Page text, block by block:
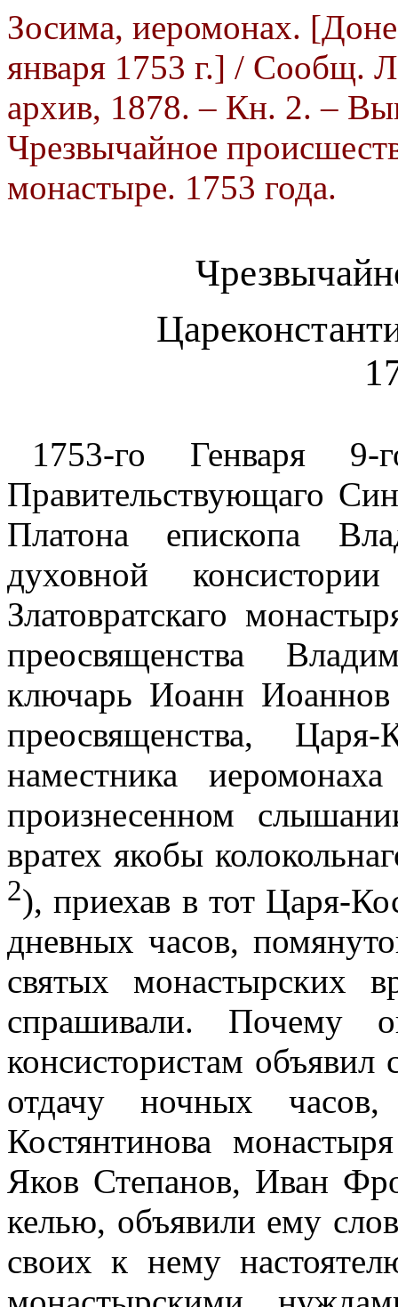
Зосима, иеромонах.
января 1753 г.] / Сообщ.
архив, 1878. – Кн. 2. –
Чрезвычайное
монастыре. 1753 года.
1753-го Генваря
Правительствующаго
Платона епископа
духовной
Златовратскаго
преосвященства
ключарь Иоанн
преосвященства,
наместника
произнесенном
вратех якобы
2), приехав в тот Царя-
дневных часов,
святых монастырских
спрашивали. Почему
консистористам
отдачу ночных
Костянтинова
Яков Степанов, Иван
келью, объявили ему
своих к нему